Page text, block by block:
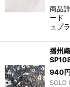
商品
ード
ュプ
播州
940円
SOLD